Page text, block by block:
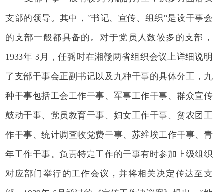
支部的领导。其中，“书记、宣传、组织”是设干事会
的支部一般都具备的。对于党员人数较多的支部，
1933年 3月，任弼时在湘赣两省组织会议上详细说明
了支部干事会正副书记以及九种干事的具体分工，九
种干事包括工会工作干事、军事工作干事、群众宣传
鼓动干事、党员教育干事、妇女工作干事、贫农团工
作干事、统计调查收党费干事、苏维埃工作干事、青
年工作干事。负责特定工作的干事有时参加上级组织
对应部门举行的工作会议，并将相关决定传达至支